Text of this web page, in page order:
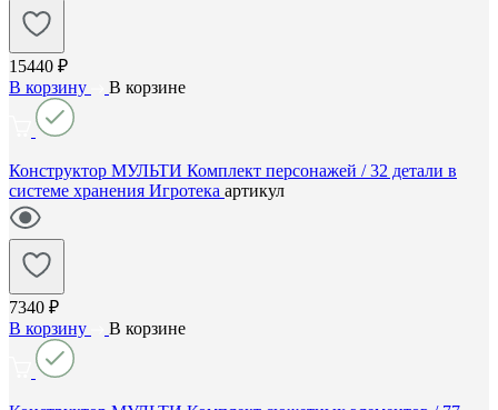
15440 ₽
В корзину
В корзине
Конструктор МУЛЬТИ Комплект персонажей / 32 детали в
системе хранения Игротека артикул
7340 ₽
В корзину
В корзине